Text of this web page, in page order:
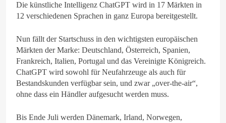
Die künstliche Intelligenz ChatGPT wird in 17 Märkten in
12 verschiedenen Sprachen in ganz Europa bereitgestellt.
Nun fällt der Startschuss in den wichtigsten europäischen
Märkten der Marke: Deutschland, Österreich, Spanien,
Frankreich, Italien, Portugal und das Vereinigte Königreich.
ChatGPT wird sowohl für Neufahrzeuge als auch für
Bestandskunden verfügbar sein, und zwar „over-the-air“,
ohne dass ein Händler aufgesucht werden muss.
Bis Ende Juli werden Dänemark, Irland, Norwegen,